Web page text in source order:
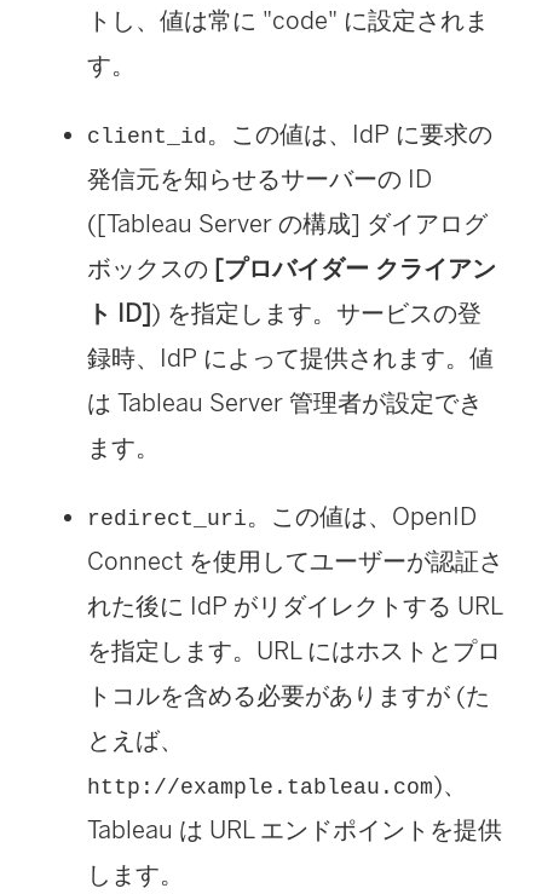
トし、値は常に "code" に設定されま
す。
client_id 。この値は、IdP に要求の
発信元を知らせるサーバーの ID
([Tableau Server の構成] ダイアログ
ボックスの [プロバイダー クライアン
ト ID]) を指定します。サービスの登
録時、IdP によって提供されます。値
は Tableau Server 管理者が設定でき
ます。
redirect_uri。この値は、OpenID
Connect を使用してユーザーが認証さ
れた後に IdP がリダイレクトする URL
を指定します。URL にはホストとプロ
トコルを含める必要がありますが (た
とえば、
http://example.tableau.com)、
Tableau は URL エンドポイントを提供
します。